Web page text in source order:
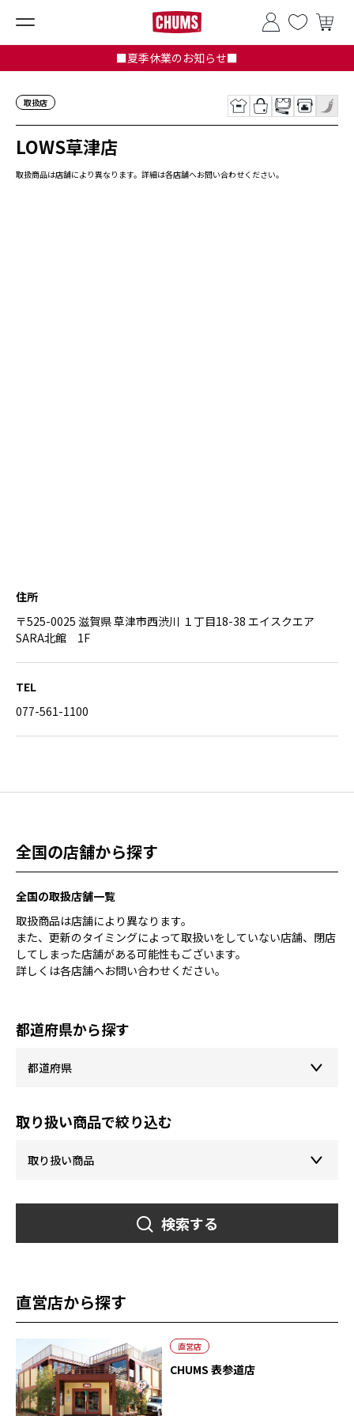
■夏季休業のお知らせ■
取扱店
LOWS草津店
取扱商品は店舗により異なります。詳細は各店舗へお問い合わせください。
住所
〒525-0025 滋賀県 草津市西渋川 １丁目18-38 エイスクエア
SARA北館 1F
TEL
077-561-1100
全国の店舗から探す
全国の取扱店舗一覧
取扱商品は店舗により異なります。
また、更新のタイミングによって取扱いをしていない店舗、閉店
してしまった店舗がある可能性もございます。
詳しくは各店舗へお問い合わせください。
都道府県から探す
取り扱い商品で絞り込む
検索する
直営店から探す
直営店
CHUMS 表参道店